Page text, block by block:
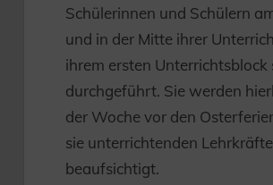
Schülerinnen und Schülern
und in der Mitte ihrer
ihrem ersten Unterrichtsblock
durchgeführt. Sie werden
der Woche vor den
sie unterrichtenden
beaufsichtigt.